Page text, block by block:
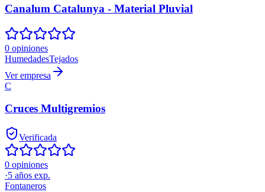
Canalum Catalunya - Material Pluvial
0 opiniones
HumedadesTejados
Ver empresa
C
Cruces Multigremios
Verificada
0 opiniones
·5 años exp.
Fontaneros